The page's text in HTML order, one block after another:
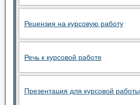
Рецензия на курсовую работу
Речь к курсовой работе
Презентация для курсовой работы